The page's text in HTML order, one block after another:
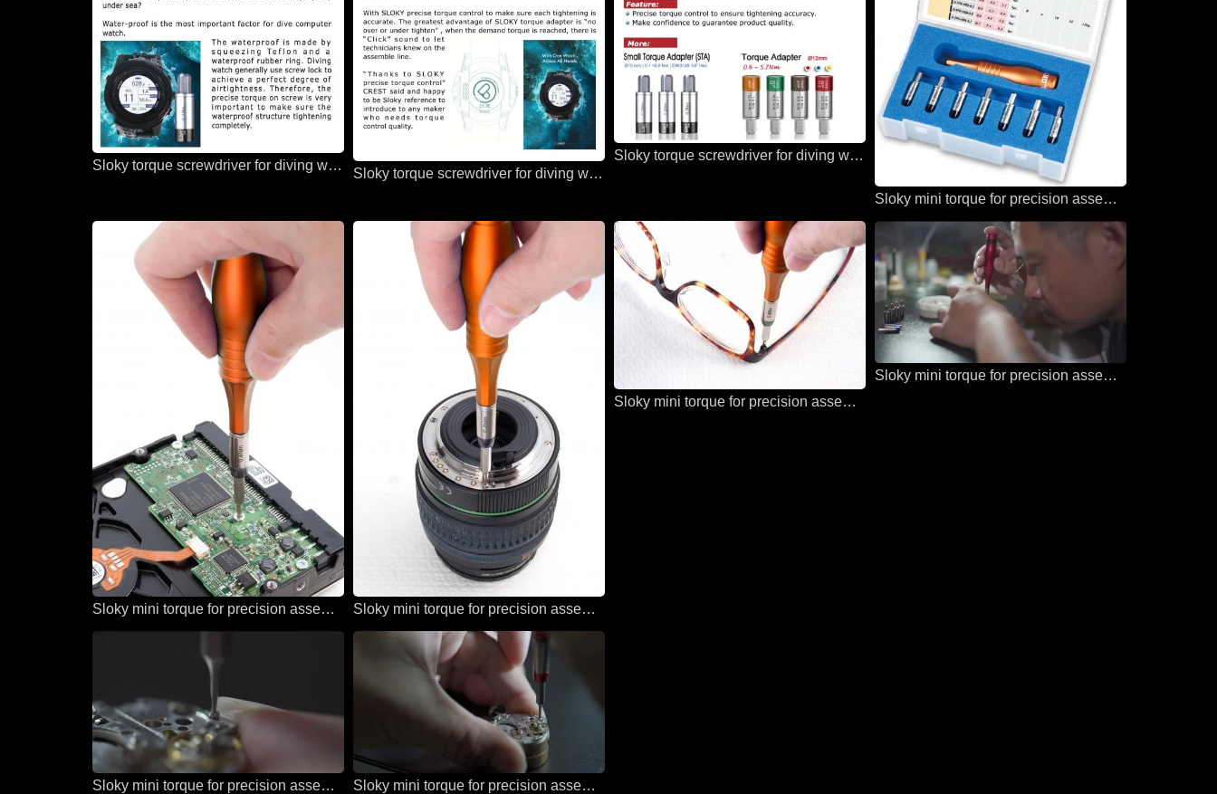
Sloky torque screwdriver for diving wathes
Sloky torque screwdriver for diving wathes
Sloky torque screwdriver for diving wathes
Sloky mini torque for precision assembly and micro assembly
Sloky mini torque for precision assembly and micro assembly Sloky mini torque for precision assembly and micro assembly
Sloky mini torque for precision assembly and micro assembly
Sloky mini torque for precision assembly and micro assembly
Sloky mini torque for precision assembly and micro assembly Sloky mini torque for precision assembly and micro assembly